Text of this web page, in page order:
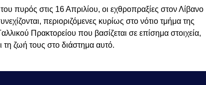
πυρός στις 16 Απριλίου, οι εχθροπραξίες στον Λίβανο
περιοριζόμενες κυρίως στο νότιο τμήμα της
Πρακτορείου που βασίζεται σε επίσημα στοιχεία,
ζωή τους στο διάστημα αυτό.